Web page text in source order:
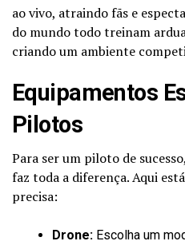
ao vivo, atraindo fãs e
do mundo todo treinam
criando um ambiente
Equipamentos
Pilotos
Para ser um piloto de
faz toda a diferença. Aqui
precisa:
Drone: Escolha um